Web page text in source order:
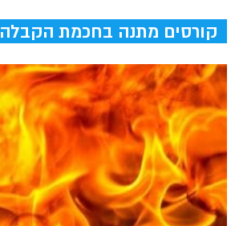
קורסים מתנה בחכמת הקבלה